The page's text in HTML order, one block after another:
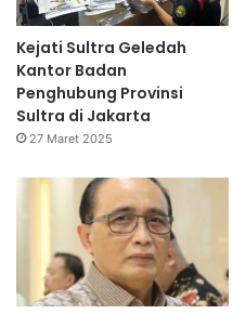
Kejati Sultra Geledah
Kantor Badan
Penghubung Provinsi
Sultra di Jakarta
27 Maret 2025